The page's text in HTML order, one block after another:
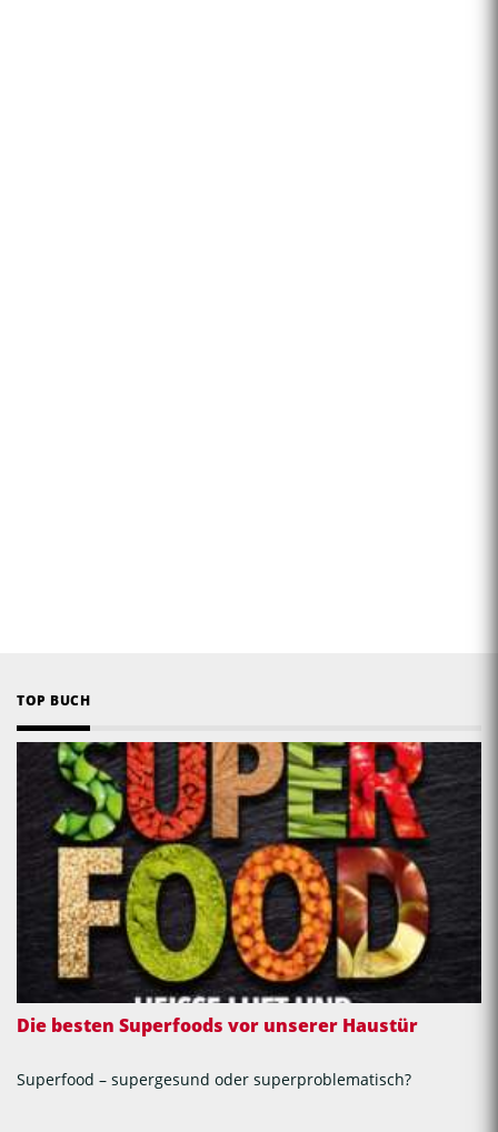
TOP BUCH
Die besten Superfoods vor unserer Haustür
Superfood – supergesund oder superproblematisch?